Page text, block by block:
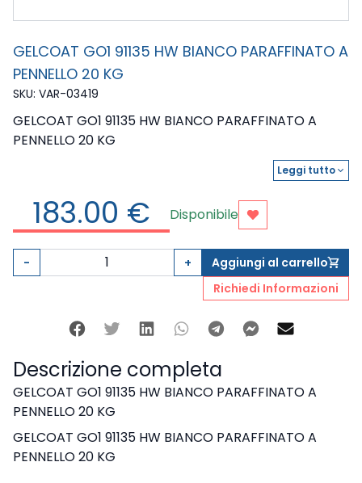
GELCOAT GO1 91135 HW BIANCO PARAFFINATO A
PENNELLO 20 KG
SKU: VAR-03419
GELCOAT GO1 91135 HW BIANCO PARAFFINATO A
PENNELLO 20 KG
GELCOAT GO1 91135 HW BIANCO PARAFFINATO A
Leggi tuttoexpand_more
183.00 € Disponibile Aggiungi ai
- + Aggiungi al carrelloshopping_cart
Richiedi Informazioni
Facebook
TwitterLinkedinWhatsapp
TelegramFacebook
Descrizione completa
GELCOAT GO1 91135 HW BIANCO PARAFFINATO A
PENNELLO 20 KG
GELCOAT GO1 91135 HW BIANCO PARAFFINATO A
PENNELLO 20 KG